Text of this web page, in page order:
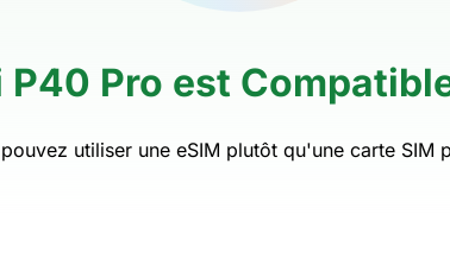
P40 Pro est
utiliser une eSIM plutôt qu'une carte SIM